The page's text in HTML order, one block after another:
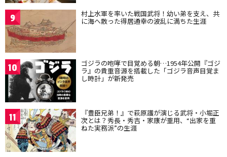
9 村上水軍を率いた戦国武将！幼い弟を支え、共
に海へ散った得居通幸の波乱に満ちた生涯
10 ゴジラの咆哮で目覚める朝…1954年公開『ゴジ
ラ』の貴重音源を搭載した「ゴジラ音声目覚ま
し時計」が新発売
11 『豊臣兄弟！』で萩原護が演じる武将・小堀正
次とは？秀長・秀吉・家康が重用、“出家を重
ねた実務派”の生涯